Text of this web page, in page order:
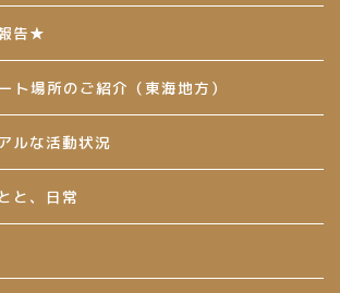
告★
ト場所のご紹介（東海地方）
ルな活動状況
と、日常